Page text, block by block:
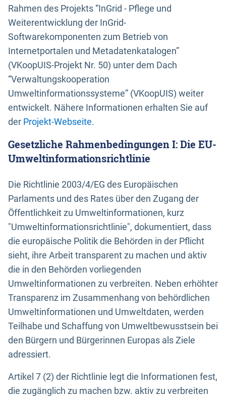
Rahmen des Projekts “InGrid - Pflege und
Weiterentwicklung der InGrid-
Softwarekomponenten zum Betrieb von
Internetportalen und Metadatenkatalogen”
(VKoopUIS-Projekt Nr. 50) unter dem Dach
“Verwaltungskooperation
Umweltinformationssysteme” (VKoopUIS) weiter
entwickelt. Nähere Informationen erhalten Sie auf
der Projekt-Webseite.
Gesetzliche Rahmenbedingungen I: Die EU-
Umweltinformationsrichtlinie
Die Richtlinie 2003/4/EG des Europäischen
Parlaments und des Rates über den Zugang der
Öffentlichkeit zu Umweltinformationen, kurz
"Umweltinformationsrichtlinie", dokumentiert, dass
die europäische Politik die Behörden in der Pflicht
sieht, ihre Arbeit transparent zu machen und aktiv
die in den Behörden vorliegenden
Umweltinformationen zu verbreiten. Neben erhöhter
Transparenz im Zusammenhang von behördlichen
Umweltinformationen und Umweltdaten, werden
Teilhabe und Schaffung von Umweltbewusstsein bei
den Bürgern und Bürgerinnen Europas als Ziele
adressiert.
Artikel 7 (2) der Richtlinie legt die Informationen fest,
die zugänglich zu machen bzw. aktiv zu verbreiten